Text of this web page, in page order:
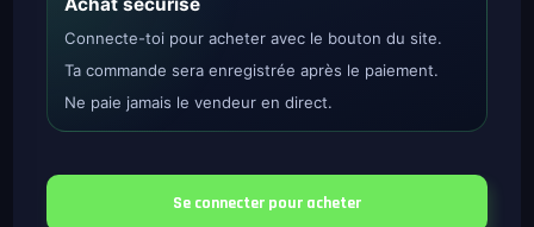
Connecte-toi pour acheter avec le bouton du site.
Ta commande sera enregistrée après le paiement.
Ne paie jamais le vendeur en direct.
Se connecter pour acheter